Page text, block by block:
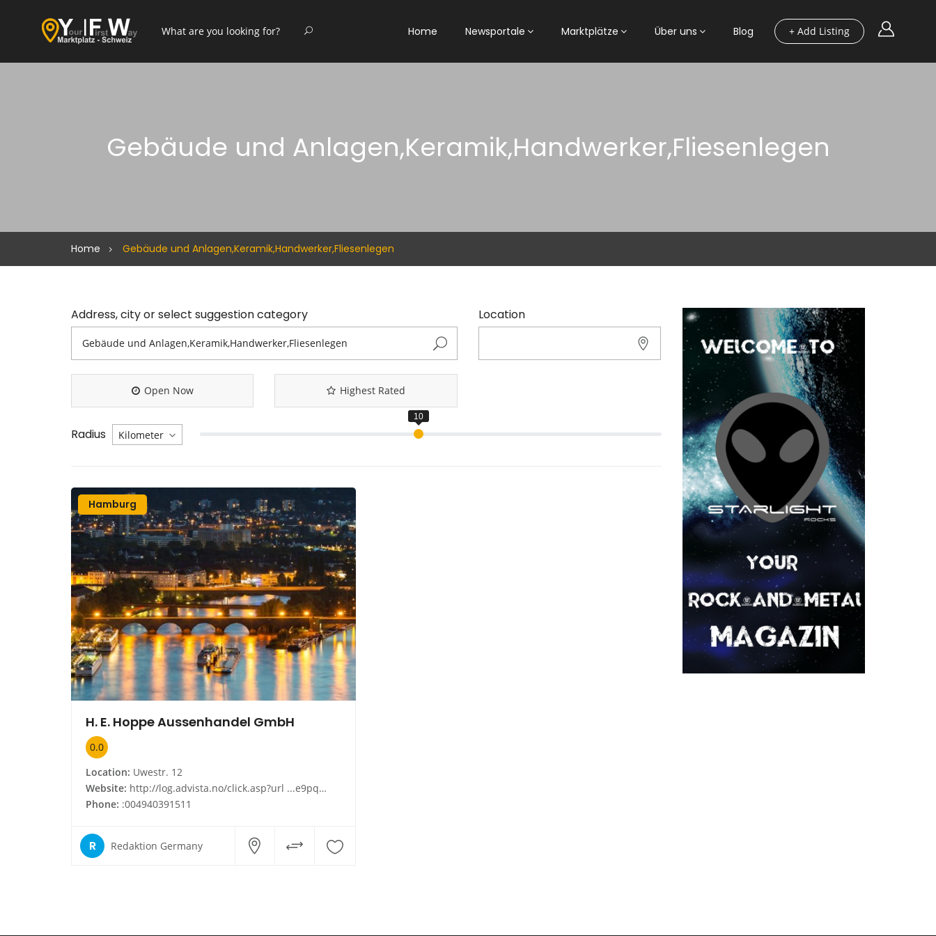
+ Add Listing
Home Newsportale Marktplätze Über uns Blog
Gebäude und Anlagen,Keramik,Handwerker,Fliesenlegen
Home Gebäude und Anlagen,Keramik,Handwerker,Fliesenlegen
Address, city or select suggestion category Location
Open Now Highest Rated
Radius
Hamburg
H. E. Hoppe Aussenhandel GmbH
0.0
Location: Uwestr. 12
Website: http://log.advista.no/click.asp?url ...e9pqqhzlp2omjegh&id 16874688325654710&type infoside_link&cnt de, http://www.hoppe-mosaic.de
Phone: :004940391511
R Redaktion Germany